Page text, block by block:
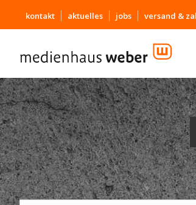
kontakt aktuelles jobs versand &